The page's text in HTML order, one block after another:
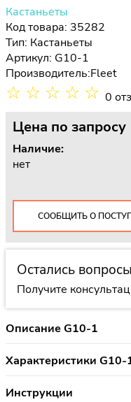
Кастаньеты
Код товара: 35282
Тип: Кастаньеты
Артикул: G10-1
Производитель:Fleet
☆ ☆ ☆ ☆ ☆ 0
Цена по запросу
Наличие:
нет
СООБЩИТЬ О
Остались
Получите
Описание G10-1
Характеристики G10-
Инструкции